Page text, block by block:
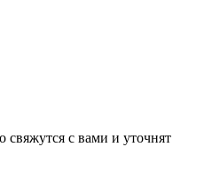
с вами и уточнят